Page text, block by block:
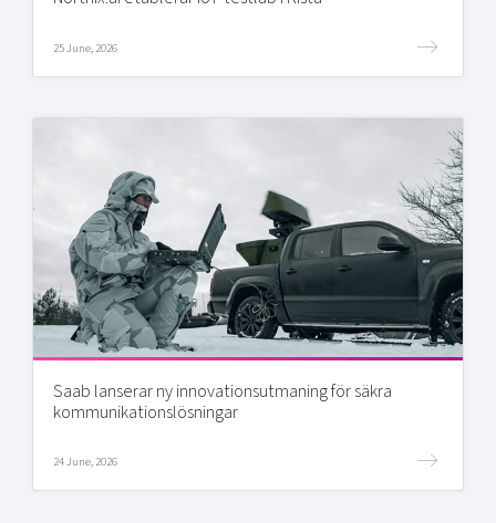
25 June, 2026
Saab lanserar ny innovationsutmaning för säkra
kommunikationslösningar
24 June, 2026